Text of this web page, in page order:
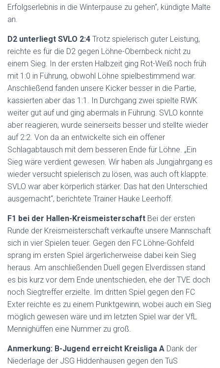
Erfolgserlebnis in die Winterpause zu gehen“, kündigte Malte
an.
D2 unterliegt SVLO 2:4 Trotz spielerisch guter Leistung,
reichte es für die D2 gegen Löhne-Obernbeck nicht zu
einem Sieg. In der ersten Halbzeit ging Rot-Weiß noch früh
mit 1:0 in Führung, obwohl Löhne spielbestimmend war.
Anschließend fanden unsere Kicker besser in die Partie,
kassierten aber das 1:1. In Durchgang zwei spielte RWK
weiter gut auf und ging abermals in Führung. SVLO konnte
aber reagieren, wurde seinerseits besser und stellte wieder
auf 2:2. Von da an entwickelte sich ein offener
Schlagabtausch mit dem besseren Ende für Löhne. „Ein
Sieg wäre verdient gewesen. Wir haben als Jungjahrgang es
wieder versucht spielerisch zu lösen, was auch oft klappte.
SVLO war aber körperlich stärker. Das hat den Unterschied
ausgemacht“, berichtete Trainer Hauke Leerhoff.
F1 bei der Hallen-Kreismeisterschaft Bei der ersten
Runde der Kreismeisterschaft verkaufte unsere Mannschaft
sich in vier Spielen teuer. Gegen den FC Löhne-Gohfeld
sprang im ersten Spiel ärgerlicherweise dabei kein Sieg
heraus. Am anschließenden Duell gegen Elverdissen stand
es bis kurz vor dem Ende unentschieden, ehe der TVE doch
noch Siegtreffer erzielte. Im dritten Spiel gegen den FC
Exter reichte es zu einem Punktgewinn, wobei auch ein Sieg
möglich gewesen wäre und im letzten Spiel war der VfL
Mennighüffen eine Nummer zu groß.
Anmerkung: B-Jugend erreicht Kreisliga A Dank der
Niederlage der JSG Hiddenhausen gegen den TuS